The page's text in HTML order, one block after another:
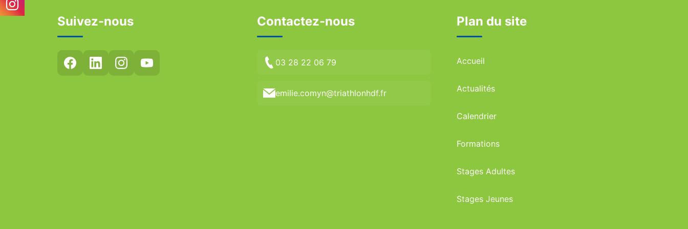
Suivez-nous Contactez-nous
03 28 22 06 79
emilie.comyn@triathlonhdf.fr
Plan du site
Accueil
Actualités
Calendrier
Formations
Stages Adultes
Stages Jeunes